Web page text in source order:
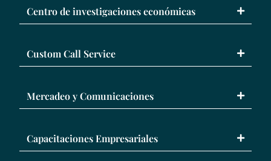
Centro de investigaciones económicas
Custom Call Service
Mercadeo y Comunicaciones
Capacitaciones Empresariales